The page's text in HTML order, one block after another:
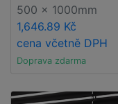
500 x 1000mm
1,646.89 Kč
cena včetně DPH
Doprava zdarma